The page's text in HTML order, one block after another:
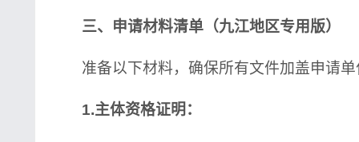
三、申请材料清单（九江地区专用版）
准备以下材料，确保所有文件加盖申请单
1.主体资格证明：